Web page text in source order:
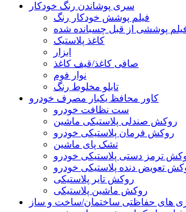
سری پوشاندن رنگ خودکار
فیلم پوشش خودکار رنگ
پوششی از قبل چسبانده شده
کاغذ پلاستیک
ابزار
صافی کاغذ/قیف کاغذ
نوار فوم
تابلو مخلوط رنگ
کاور محافظ یکبار مصرف خودرو
ست نظافت خودرو
روکش صندلی پلاستیکی ماشین
روکش فرمان پلاستیکی خودرو
تشک پای ماشین
ترمز دستی پلاستیکی خودرو
تعویض دنده پلاستیکی خودرو
روکش تایر پلاستیکی
روکش ماشین پلاستیکی
های حفاظتی ساختمان/ساخت و ساز